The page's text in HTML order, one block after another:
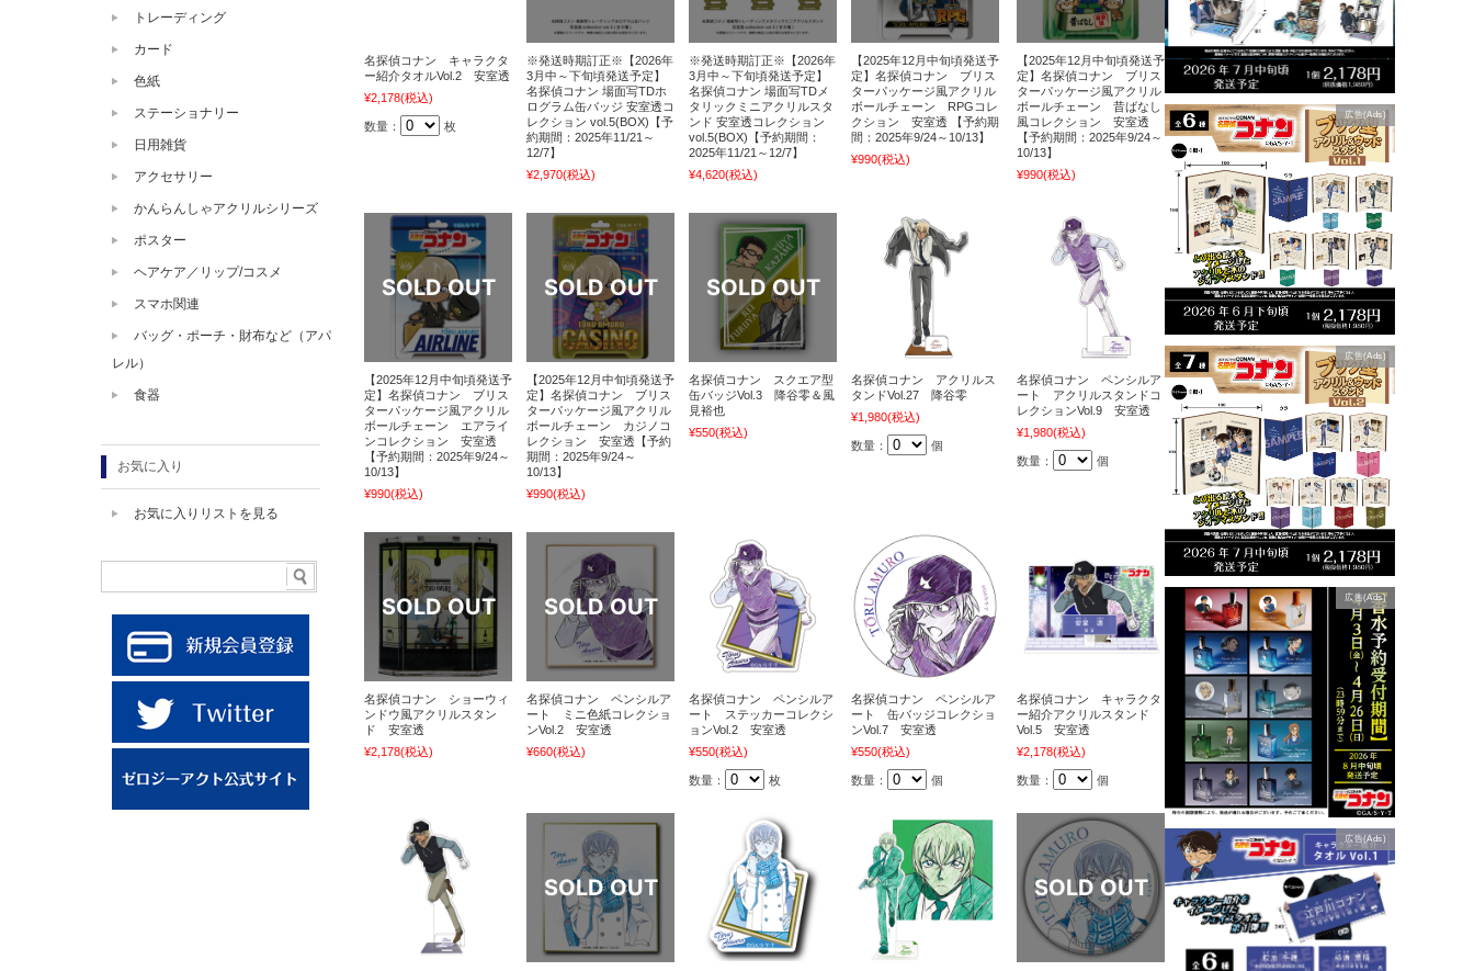
広告(Ads)
広告(Ads)
広告(Ads)
広告(Ads)
名探偵コナン キャラクタ
ー紹介タオルVol.2 安室透
¥2,178(税込)
数量： 枚
※発送時期訂正※【2026年
3月中～下旬頃発送予定】
名探偵コナン 場面写TDホ
ログラム缶バッジ 安室透コ
レクション vol.5(BOX)【予
約期間：2025年11/21～
12/7】
¥2,970(税込)
※発送時期訂正※【2026年
3月中～下旬頃発送予定】
名探偵コナン 場面写TDメ
タリックミニアクリルスタ
ンド 安室透コレクション
vol.5(BOX)【予約期間：
2025年11/21～12/7】
¥4,620(税込)
【2025年12月中旬頃発送予
定】名探偵コナン ブリス
ターパッケージ風アクリル
ボールチェーン RPGコレ
クション 安室透 【予約期
間：2025年9/24～10/13】
¥990(税込)
【2025年12月中旬頃発送予
定】名探偵コナン ブリス
ターパッケージ風アクリル
ボールチェーン 昔ばなし
風コレクション 安室透
【予約期間：2025年9/24～
10/13】
¥990(税込)
【2025年12月中旬頃発送予
定】名探偵コナン ブリス
ターパッケージ風アクリル
ボールチェーン エアライ
ンコレクション 安室透
【予約期間：2025年9/24～
10/13】
¥990(税込)
【2025年12月中旬頃発送予
定】名探偵コナン ブリス
ターパッケージ風アクリル
ボールチェーン カジノコ
レクション 安室透【予約
期間：2025年9/24～
10/13】
¥990(税込)
名探偵コナン スクエア型
缶バッジVol.3 降谷零＆風
見裕也
¥550(税込)
名探偵コナン アクリルス
タンドVol.27 降谷零
¥1,980(税込)
数量： 個
名探偵コナン ペンシルア
ート アクリルスタンドコ
レクションVol.9 安室透
¥1,980(税込)
数量： 個
名探偵コナン ショーウィ
ンドウ風アクリルスタン
ド 安室透
¥2,178(税込)
名探偵コナン ペンシルア
ート ミニ色紙コレクショ
ンVol.2 安室透
¥660(税込)
名探偵コナン ペンシルア
ート ステッカーコレクシ
ョンVol.2 安室透
¥550(税込)
数量： 枚
名探偵コナン ペンシルア
ート 缶バッジコレクショ
ンVol.7 安室透
¥550(税込)
数量： 個
名探偵コナン キャラクタ
ー紹介アクリルスタンド
Vol.5 安室透
¥2,178(税込)
数量： 個
トレーディング
カード
色紙
ステーショナリー
日用雑貨
アクセサリー
かんらんしゃアクリルシリーズ
ポスター
ヘアケア／リップ/コスメ
スマホ関連
バッグ・ポーチ・財布など（アパ
レル）
食器
お気に入り
お気に入りリストを見る